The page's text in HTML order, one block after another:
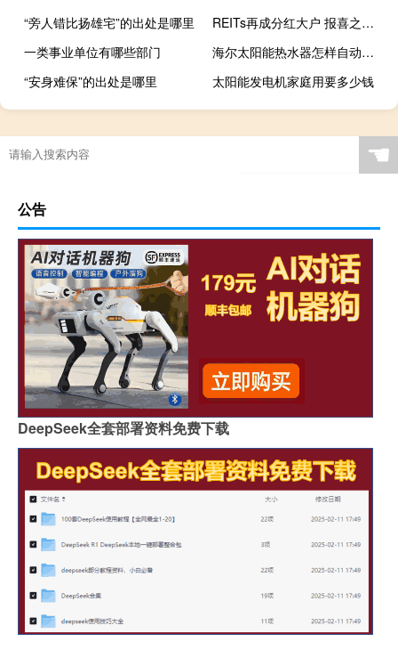
“旁人错比扬雄宅”的出处是哪里
REITs再成分红大户 报喜之余亦有隐忧
一类事业单位有哪些部门
海尔太阳能热水器怎样自动上水
“安身难保”的出处是哪里
太阳能发电机家庭用要多少钱
☚
公告
DeepSeek全套部署资料免费下载